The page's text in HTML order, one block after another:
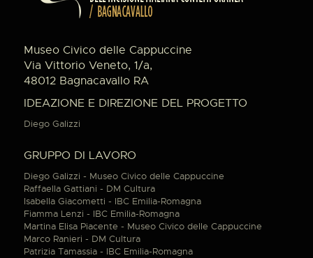
Museo Civico delle Cappuccine
Via Vittorio Veneto, 1/a,
48012 Bagnacavallo RA
IDEAZIONE E DIREZIONE DEL PROGETTO
Diego Galizzi
GRUPPO DI LAVORO
Diego Galizzi - Museo Civico delle Cappuccine
Raffaella Gattiani - DM Cultura
Isabella Giacometti - IBC Emilia-Romagna
Fiamma Lenzi - IBC Emilia-Romagna
Martina Elisa Piacente - Museo Civico delle Cappuccine
Marco Ranieri - DM Cultura
Patrizia Tamassia - IBC Emilia-Romagna